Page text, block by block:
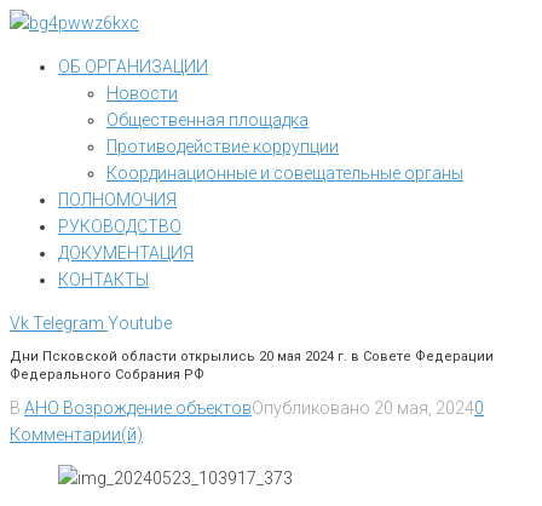
Перейти
контентуОБ ОРГАНИЗАЦИИ
Новости
Общественная площадка
Противодействие коррупции
Координационные и совещательные органы
ПОЛНОМОЧИЯ
РУКОВОДСТВО
ДОКУМЕНТАЦИЯ
КОНТАКТЫ
VkTelegram Youtube
Дни Псковской области открылись 20 мая 2024 г. в Совете Федерации
Федерального Собрания РФ
В АНО Возрождение объектовОпубликовано 20 мая, 20240
Комментарии(й)